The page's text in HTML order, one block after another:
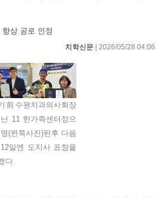
상 공로 인정
치학신문 | 2026/05/28 04:06
前수원치과의사회장
11 한가족센터장으
(왼쪽사진)된후 다음
일엔 도지사 표창을
다.